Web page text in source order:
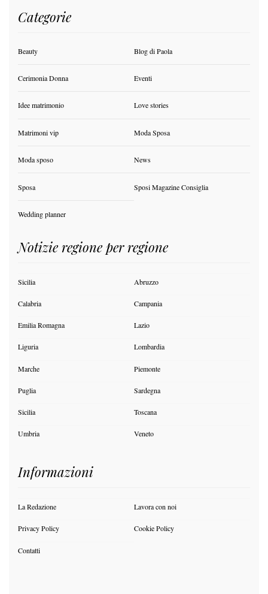
Categorie
Beauty Blog di Paola
Cerimonia Donna Eventi
Idee matrimonio Love stories
Matrimoni vip Moda Sposa
Moda sposo News
Sposa Sposi Magazine Consiglia
Wedding planner
Notizie regione per regione
Sicilia Abruzzo
Calabria Campania
Emilia Romagna Lazio
Liguria Lombardia
Marche Piemonte
Puglia Sardegna
Sicilia Toscana
Umbria Veneto
Informazioni
La Redazione Lavora con noi
Privacy Policy Cookie Policy
Contatti